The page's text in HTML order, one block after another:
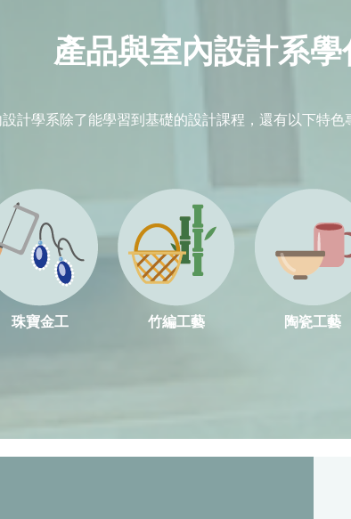
產品與室內設計系學
計學系除了能學習到基礎的設計課程，還有以下特
珠寶金工 竹編工藝 陶瓷工藝